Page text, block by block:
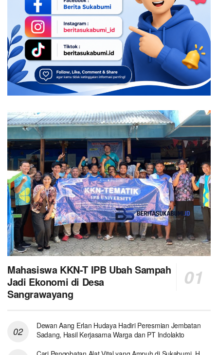
Mahasiswa KKN-T IPB Ubah Sampah
Jadi Ekonomi di Desa
Sangrawayang
Dewan Aang Erlan Hudaya Hadiri Peresmian Jembatan
Sadang, Hasil Kerjasama Warga dan PT Indolakto